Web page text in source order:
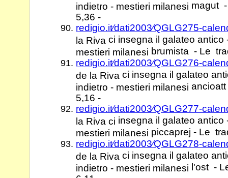
indietro - mestieri milanesi magut
5,36 -
redigio.it⁄dati2003⁄QGLG275-
la Riva ci insegna il galateo antico
mestieri milanesi brumista - Le
redigio.it⁄dati2003⁄QGLG276-
de la Riva ci insegna il galateo
indietro - mestieri milanesi
5,16 -
redigio.it⁄dati2003⁄QGLG277-
la Riva ci insegna il galateo antico
mestieri milanesi piccaprej - Le
redigio.it⁄dati2003⁄QGLG278-
de la Riva ci insegna il galateo
indietro - mestieri milanesi l'ost -